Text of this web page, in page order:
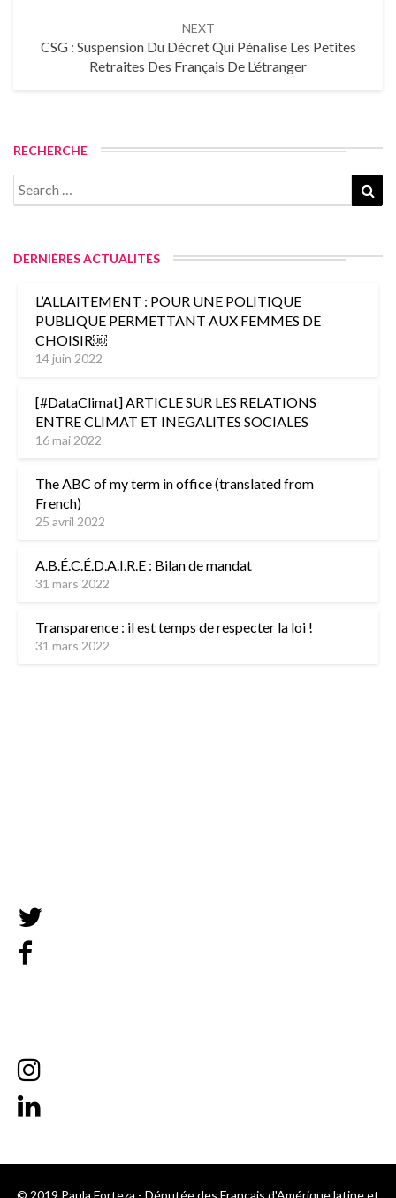
NEXT
CSG : Suspension Du Décret Qui Pénalise Les Petites
Retraites Des Français De L’étranger
RECHERCHE
Search
for:
DERNIÈRES ACTUALITÉS
L’ALLAITEMENT : POUR UNE POLITIQUE
PUBLIQUE PERMETTANT AUX FEMMES DE
CHOISIR￼
14 juin 2022
[#DataClimat] ARTICLE SUR LES RELATIONS
ENTRE CLIMAT ET INEGALITES SOCIALES
16 mai 2022
The ABC of my term in office (translated from
French)
25 avril 2022
A.B.É.C.É.D.A.I.R.E : Bilan de mandat
31 mars 2022
Transparence : il est temps de respecter la loi !
31 mars 2022